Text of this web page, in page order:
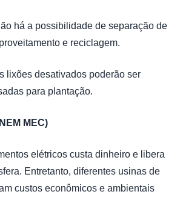
há a possibilidade de separação de
e reciclagem.
desativados poderão ser
para plantação.
MEC)
elétricos custa dinheiro e libera
Entretanto, diferentes usinas de
custos econômicos e ambientais